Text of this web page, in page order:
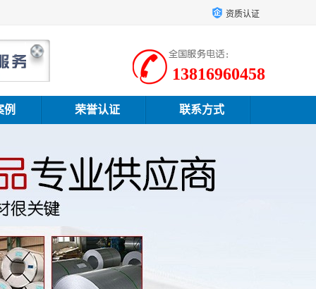
资质认证
13816960458
例 荣誉认证 联系方式